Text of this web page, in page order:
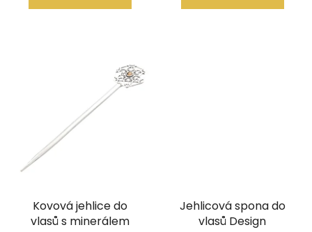
Kovová jehlice do
vlasů s minerálem
Jehlicová spona do
vlasů Design